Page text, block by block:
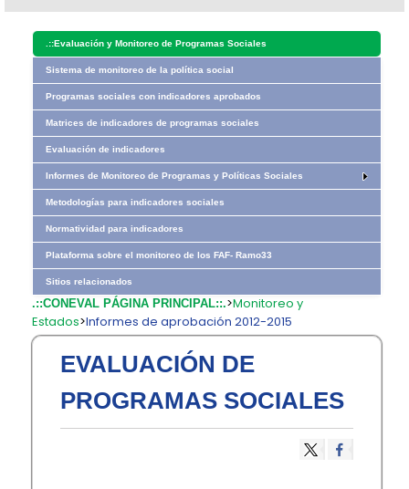
.::Evaluación y Monitoreo de Programas Sociales
Sistema de monitoreo de la política social
Programas sociales con indicadores aprobados
Matrices de indicadores de programas sociales
Evaluación de indicadores
Informes de Monitoreo de Programas y Políticas Sociales
Metodologías para indicadores sociales
Normatividad para indicadores
Plataforma sobre el monitoreo de los FAF- Ramo33
Sitios relacionados
.::CONEVAL PÁGINA PRINCIPAL::.>Monitoreo y
Estados>Informes de aprobación 2012-2015
EVALUACIÓN DE
PROGRAMAS SOCIALES